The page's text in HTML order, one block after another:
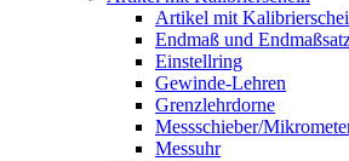
Artikel mit
Endmaß und
Einstellring
Gewinde-Lehren
Grenzlehrdorne
Messschieber/
Messuhr